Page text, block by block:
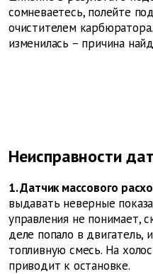
сомневаетесь, полейте
очистителем
изменилась – причина
Неисправности
1. Датчик массового
выдавать неверные
управления не понимает,
деле попало в двигатель,
топливную смесь. На
приводит к остановке.